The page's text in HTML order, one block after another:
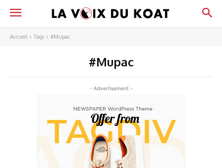
Accueil Tags #Mupac
#Mupac
- Advertisement -